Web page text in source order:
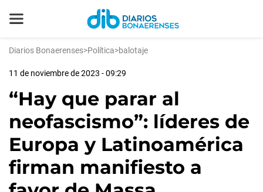
Diarios Bonaerenses>Política>balotaje
11 de noviembre de 2023 - 09:29
“Hay que parar al
neofascismo”: líderes de
Europa y Latinoamérica
firman manifiesto a